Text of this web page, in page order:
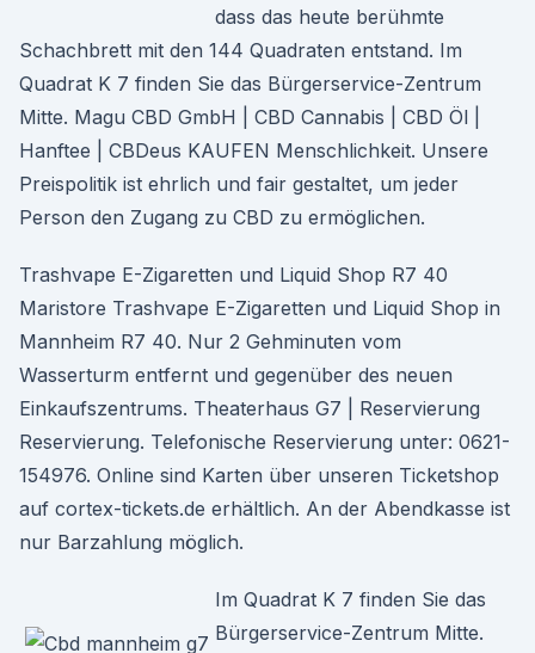
dass das heute berühmte
Schachbrett mit den 144 Quadraten entstand. Im
Quadrat K 7 finden Sie das Bürgerservice-Zentrum
Mitte. Magu CBD GmbH | CBD Cannabis | CBD Öl |
Hanftee | CBDeus KAUFEN Menschlichkeit. Unsere
Preispolitik ist ehrlich und fair gestaltet, um jeder
Person den Zugang zu CBD zu ermöglichen.
Trashvape E-Zigaretten und Liquid Shop R7 40
Maristore Trashvape E-Zigaretten und Liquid Shop in
Mannheim R7 40. Nur 2 Gehminuten vom
Wasserturm entfernt und gegenüber des neuen
Einkaufszentrums. Theaterhaus G7 | Reservierung
Reservierung. Telefonische Reservierung unter: 0621-
154976. Online sind Karten über unseren Ticketshop
auf cortex-tickets.de erhältlich. An der Abendkasse ist
nur Barzahlung möglich.
Im Quadrat K 7 finden Sie das
Bürgerservice-Zentrum Mitte.